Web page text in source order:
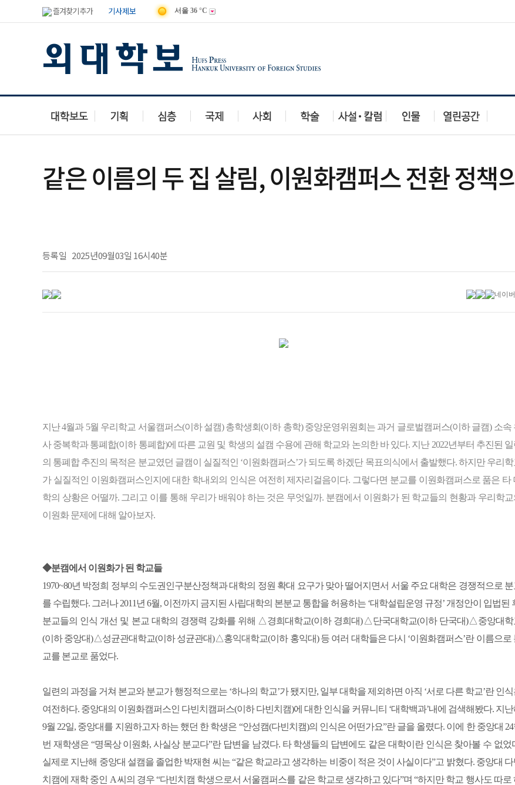
즐겨찾기 추가 기사제보 서울 36 °C
같은 이름의 두 집 살림, 이원화캠퍼스 전환 정책
등록일 2025년09월03일 16시40분
지난 4월과 5월 우리학교 서울캠퍼스(이하 설캠) 총학생회(이하 총학) 중앙운영위원회는 과거 글로벌캠퍼스(이하 글캠) 소속
사 중복학과 통폐합(이하 통폐합)에 따른 교원 및 학생의 설캠 수용에 관해 학교와 논의한 바 있다. 지난 2022년부터 추진된 일
의 통폐합 추진의 목적은 분교였던 글캠이 실질적인 ‘이원화캠퍼스’가 되도록 하겠단 목표의식에서 출발했다. 하지만 우리학
가 실질적인 이원화캠퍼스인지에 대한 학내외의 인식은 여전히 제자리걸음이다. 그렇다면 분교를 이원화캠퍼스로 품은 타
학의 상황은 어떨까. 그리고 이를 통해 우리가 배워야 하는 것은 무엇일까. 분캠에서 이원화가 된 학교들의 현황과 우리학교
이원화 문제에 대해 알아보자.
◆분캠에서 이원화가 된 학교들
1970~80년 박정희 정부의 수도권인구분산정책과 대학의 정원 확대 요구가 맞아 떨어지면서 서울 주요 대학은 경쟁적으로 분
를 수립했다. 그러나 2011년 6월, 이전까지 금지된 사립대학의 본분교 통합을 허용하는 ‘대학설립운영 규정’ 개정안이 입법된
분교들의 인식 개선 및 본교 대학의 경쟁력 강화를 위해 △경희대학교(이하 경희대)△단국대학교(이하 단국대)△중앙대학
(이하 중앙대)△성균관대학교(이하 성균관대)△홍익대학교(이하 홍익대) 등 여러 대학들은 다시 ‘이원화캠퍼스’란 이름으로
교를 본교로 품었다.
일련의 과정을 거쳐 본교와 분교가 행정적으로는 ‘하나의 학교’가 됐지만, 일부 대학을 제외하면 아직 ‘서로 다른 학교’란 인
여전하다. 중앙대의 이원화캠퍼스인 다빈치캠퍼스(이하 다빈치캠)에 대한 인식을 커뮤니티 ‘대학백과’내에 검색해봤다. 지난
9월 22일, 중앙대를 지원하고자 하는 했던 한 학생은 “안성캠(다빈치캠)의 인식은 어떤가요”란 글을 올렸다. 이에 한 중앙대
번 재학생은 “명목상 이원화, 사실상 분교다”란 답변을 남겼다. 타 학생들의 답변에도 같은 대학이란 인식은 찾아볼 수 없었
실제로 지난해 중앙대 설캠을 졸업한 박재현 씨는 “같은 학교라고 생각하는 비중이 적은 것이 사실이다”고 밝혔다. 중앙대 다
치캠에 재학 중인 A 씨의 경우 “다빈치캠 학생으로서 서울캠퍼스를 같은 학교로 생각하고 있다”며 “하지만 학교 행사도 따로